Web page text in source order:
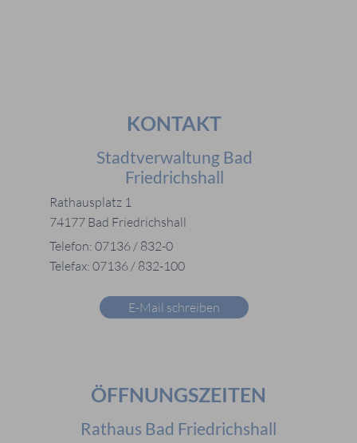
KONTAKT
Stadtverwaltung Bad
Friedrichshall
Rathausplatz 1
74177 Bad Friedrichshall
Telefon: 07136 / 832-0
Telefax: 07136 / 832-100
E-Mail schreiben
ÖFFNUNGSZEITEN
Rathaus Bad Friedrichshall